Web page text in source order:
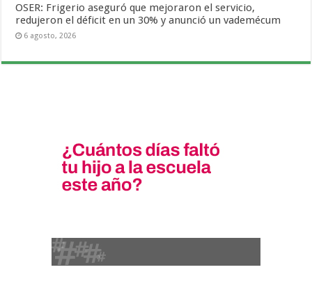
OSER: Frigerio aseguró que mejoraron el servicio,
redujeron el déficit en un 30% y anunció un vademécum
6 agosto, 2026